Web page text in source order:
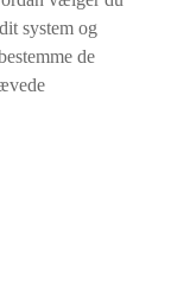
system og
de